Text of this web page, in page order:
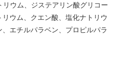
ウム、ジステアリン酸グリコー
ウム、クエン酸、塩化ナトリウ
エチルパラベン、プロピルパラ